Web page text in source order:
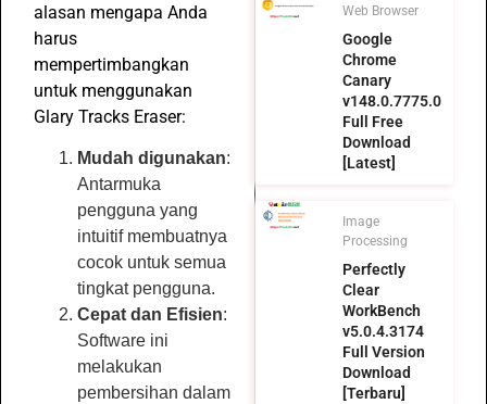
alasan mengapa Anda
harus
mempertimbangkan
untuk menggunakan
Glary Tracks Eraser:
Mudah digunakan:
Antarmuka
pengguna yang
intuitif membuatnya
cocok untuk semua
tingkat pengguna.
Cepat dan Efisien:
Software ini
melakukan
pembersihan dalam
Web Browser
Google
Chrome
Canary
v148.0.7775.0
Full Free
Download
[Latest]
Image
Processing
Perfectly
Clear
WorkBench
v5.0.4.3174
Full Version
Download
[Terbaru]